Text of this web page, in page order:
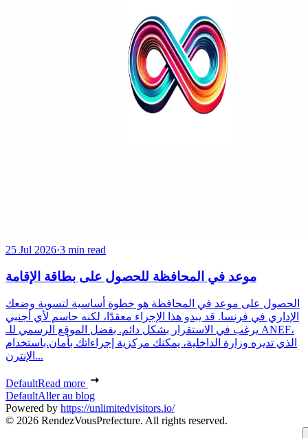
25 Jul 2026·3 min read
موعد في المحافظة للحصول على بطاقة الإقامة
الحصول على موعد في المحافظة هو خطوة أساسية لتسوية وضعك
الإداري في فرنسا. قد يبدو هذا الإجراء معقدًا، لكنه حاسم لأي أجنبي
يرغب في الاستقرار بشكل دائم. بفضل الموقع الرسمي للـ ANEF،
الذي تديره وزارة الداخلية، يمكنك مركزية إجراءاتك بأمان.باستخدام
الإنترن...
DefaultRead more
DefaultAller au blog
Powered by https://unlimitedvisitors.io/
© 2026 RendezVousPrefecture. All rights reserved.